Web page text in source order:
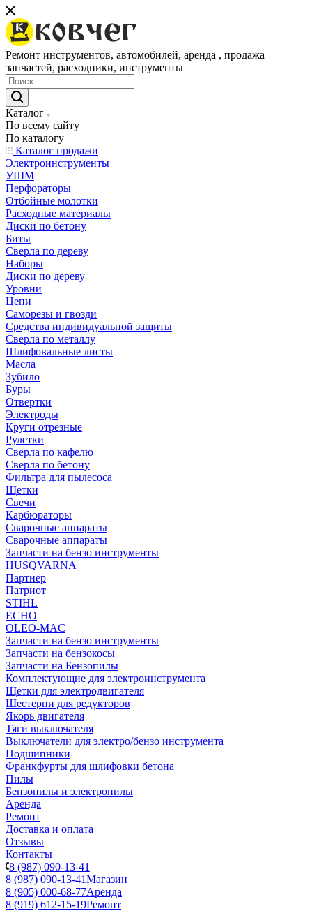
Ремонт инструментов, автомобилей, аренда , продажа
запчастей, расходники, инструменты
Каталог
По всему сайту
По каталогу
Каталог продажи
Электроинструменты
УШМ
Перфораторы
Отбойные молотки
Расходные материалы
Диски по бетону
Биты
Сверла по дереву
Наборы
Диски по дереву
Уровни
Цепи
Саморезы и гвозди
Средства индивидуальной защиты
Сверла по металлу
Шлифовальные листы
Масла
Зубило
Буры
Отвертки
Электроды
Круги отрезные
Рулетки
Сверла по кафелю
Сверла по бетону
Фильтра для пылесоса
Щетки
Свечи
Карбюраторы
Сварочные аппараты
Сварочные аппараты
Запчасти на бензо инструменты
HUSQVARNA
Партнер
Патриот
STIHL
ECHO
OLEO-MAC
Запчасти на бензо инструменты
Запчасти на бензокосы
Запчасти на Бензопилы
Комплектующие для электроинструмента
Щетки для электродвигателя
Шестерни для редукторов
Якорь двигателя
Тяги выключателя
Выключатели для электро/бензо инструмента
Подшипники
Франкфурты для шлифовки бетона
Пилы
Бензопилы и электропилы
Аренда
Ремонт
Доставка и оплата
Отзывы
Контакты
8 (987) 090-13-41
8 (987) 090-13-41Магазин
8 (905) 000-68-77Аренда
8 (919) 612-15-19Ремонт